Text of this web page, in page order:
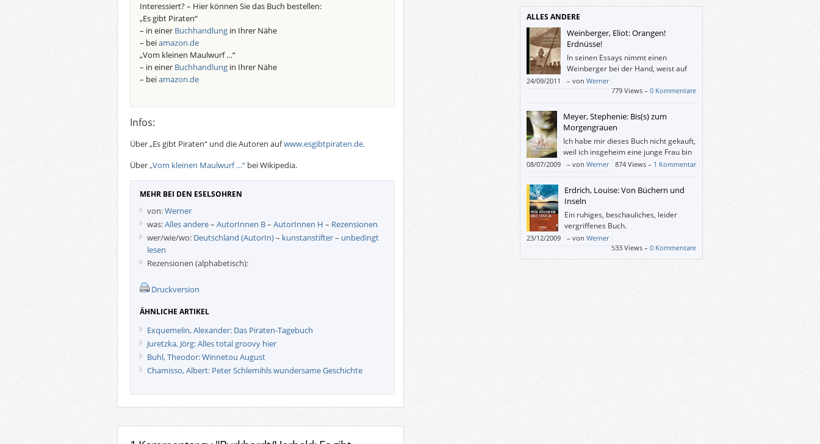
Interessiert? – Hier können Sie das Buch bestellen:
„Es gibt Piraten“
– in einer Buchhandlung in Ihrer Nähe
– beiamazon.de
„Vom kleinen Maulwurf …“
– in einer Buchhandlung in Ihrer Nähe
– beiamazon.de
Infos:
Über „Es gibt Piraten“ und die Autoren aufwww.esgibtpiraten.de.
Über„Vom kleinen Maulwurf …“ bei Wikipedia.
MEHR BEI DEN ESELSOHREN
von:Werner
was:Alles andere– AutorInnen B– AutorInnen H – Rezensionen
wer/wie/wo: Deutschland (AutorIn)– kunstanstifter– unbedingt
lesen
Rezensionen (alphabetisch):
Druckversion
ÄHNLICHE ARTIKEL
Exquemelin, Alexander: Das Piraten-Tagebuch
Juretzka, Jörg: Alles total groovy hier
Buhl, Theodor: Winnetou August
Chamisso, Albert: Peter Schlemihls wundersame Geschichte
ALLES ANDERE
Weinberger, Eliot: Orangen!
Erdnüsse!
In seinen Essays nimmt einen
Weinberger bei der Hand, weist auf
die Reichtümer dieser Welt hin, und
ich frage mich, wie kann man die Götter und die
Welten nur so beiläufig unter einen Hut bringen?
24/09/2011 – von Werner
779 Views – 0 Kommentare
Meyer, Stephenie: Bis(s) zum
Morgengrauen
Ich habe mir dieses Buch nicht gekauft,
weil ich insgeheim eine junge Frau bin
oder weil ich Vampir-Geschichten mag,
sondern weil ich wissen wollte, warum es auf den
Bestsellerlisten ganz oben steht. Und ich habe es
mit Begeisterung verschlungen.
08/07/2009 – von Werner 874 Views – 1 Kommentar
Erdrich, Louise: Von Büchern und
Inseln
Ein ruhiges, beschauliches, leider
vergriffenes Buch.
23/12/2009 – von Werner
533 Views – 0 Kommentare